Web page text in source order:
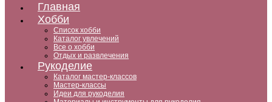
Главная
Хобби
Список хобби
Каталог увлечений
Все о хобби
Отдых и развлечения
Рукоделие
Каталог мастер-классов
Мастер-классы
Идеи для рукоделия